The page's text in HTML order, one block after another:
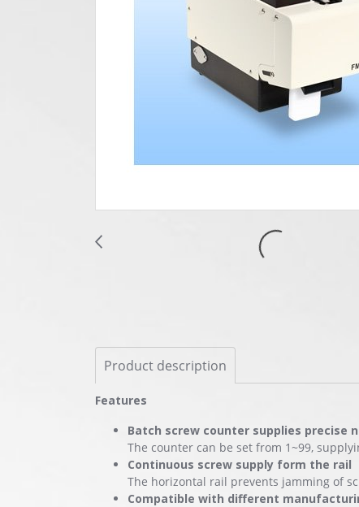
Product description
Features
Batch screw counter supplies precise
The counter can be set from 1~99,
Continuous screw supply form the rail
The horizontal rail prevents jamming of
Compatible with different